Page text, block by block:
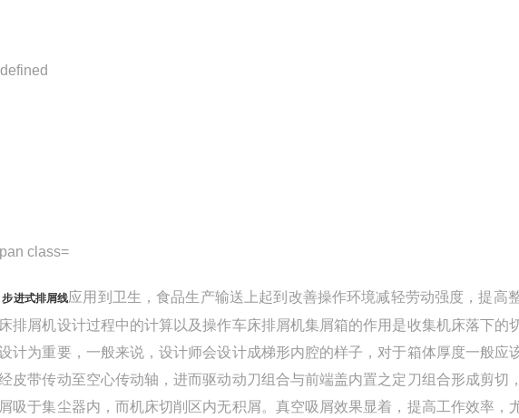
步进式排屑线应用到卫生，食品生产输送上起到改善操作环境减轻劳动强度，提高
排屑机设计过程中的计算以及操作车床排屑机集屑箱的作用是收集机床落下
计为重要，一般来说，设计师会设计成梯形内腔的样子，对于箱体厚度一般应
皮带传动至空心传动轴，进而驱动动刀组合与前端盖内置之定刀组合形成剪
吸于集尘器内，而机床切削区内无积屑。真空吸屑效果显着，提高工作效率